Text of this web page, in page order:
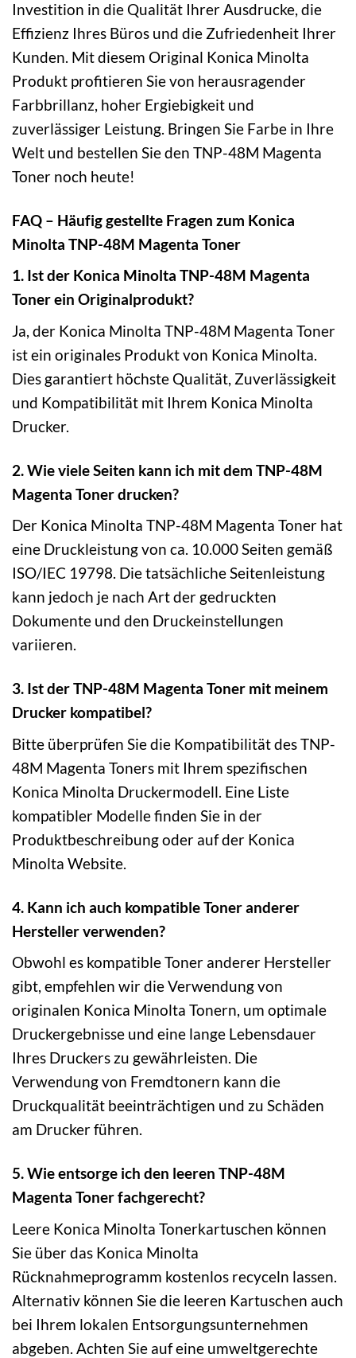
Investition in die Qualität Ihrer Ausdrucke, die
Effizienz Ihres Büros und die Zufriedenheit Ihrer
Kunden. Mit diesem Original Konica Minolta
Produkt profitieren Sie von herausragender
Farbbrillanz, hoher Ergiebigkeit und
zuverlässiger Leistung. Bringen Sie Farbe in Ihre
Welt und bestellen Sie den TNP-48M Magenta
Toner noch heute!
FAQ – Häufig gestellte Fragen zum Konica
Minolta TNP-48M Magenta Toner
1. Ist der Konica Minolta TNP-48M Magenta
Toner ein Originalprodukt?
Ja, der Konica Minolta TNP-48M Magenta Toner
ist ein originales Produkt von Konica Minolta.
Dies garantiert höchste Qualität, Zuverlässigkeit
und Kompatibilität mit Ihrem Konica Minolta
Drucker.
2. Wie viele Seiten kann ich mit dem TNP-48M
Magenta Toner drucken?
Der Konica Minolta TNP-48M Magenta Toner hat
eine Druckleistung von ca. 10.000 Seiten gemäß
ISO/IEC 19798. Die tatsächliche Seitenleistung
kann jedoch je nach Art der gedruckten
Dokumente und den Druckeinstellungen
variieren.
3. Ist der TNP-48M Magenta Toner mit meinem
Drucker kompatibel?
Bitte überprüfen Sie die Kompatibilität des TNP-
48M Magenta Toners mit Ihrem spezifischen
Konica Minolta Druckermodell. Eine Liste
kompatibler Modelle finden Sie in der
Produktbeschreibung oder auf der Konica
Minolta Website.
4. Kann ich auch kompatible Toner anderer
Hersteller verwenden?
Obwohl es kompatible Toner anderer Hersteller
gibt, empfehlen wir die Verwendung von
originalen Konica Minolta Tonern, um optimale
Druckergebnisse und eine lange Lebensdauer
Ihres Druckers zu gewährleisten. Die
Verwendung von Fremdtonern kann die
Druckqualität beeinträchtigen und zu Schäden
am Drucker führen.
5. Wie entsorge ich den leeren TNP-48M
Magenta Toner fachgerecht?
Leere Konica Minolta Tonerkartuschen können
Sie über das Konica Minolta
Rücknahmeprogramm kostenlos recyceln lassen.
Alternativ können Sie die leeren Kartuschen auch
bei Ihrem lokalen Entsorgungsunternehmen
abgeben. Achten Sie auf eine umweltgerechte